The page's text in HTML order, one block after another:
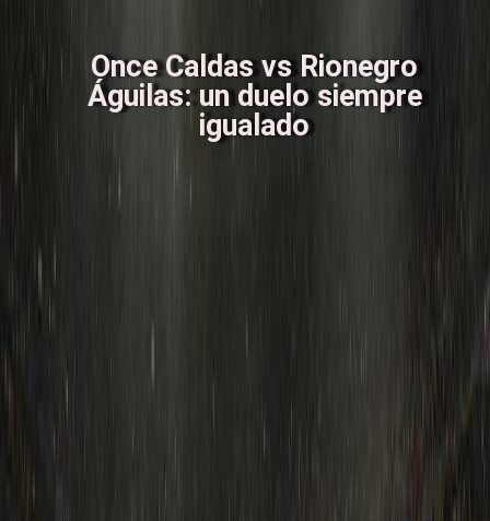
Once Caldas vs Rionegro
Águilas: un duelo siempre
igualado